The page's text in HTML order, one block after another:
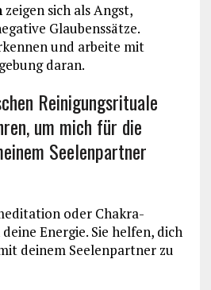
zeigen sich als Angst,
Glaubenssätze.
und arbeite mit
daran.
Reinigungsrituale
um mich für die
Seelenpartner
oder Chakra-
Energie. Sie helfen, dich
deinem Seelenpartner zu